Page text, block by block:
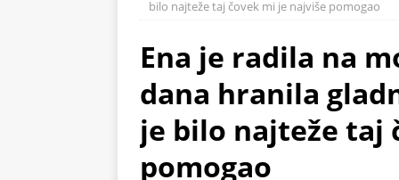
[ August 5, 2026 ]
čisti organizam
HEALTH
[ August 5, 2026 ]
Ovo je
snižava holesterol
[ August 5, 2026 ]
bilo najteže taj čovek mi je najviše pomogao
Ena je radila na
dana hranila
je bilo najteže taj
pomogao